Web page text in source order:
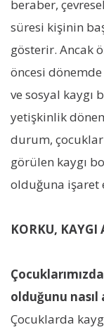
beraber,
süresi kişinin
gösterir. Ancak
öncesi
ve sosyal kaygı
yetişkinlik
durum,
görülen kaygı
olduğuna işaret
KORKU, KAYGI
olduğunu nasıl
Çocuklarda